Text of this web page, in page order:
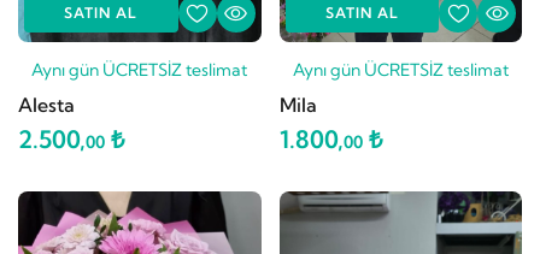
SATIN AL
Aynı gün ÜCRETSİZ teslimat
Alesta
2.500,00 ₺
SATIN AL
Aynı gün ÜCRETSİZ teslimat
Mila
1.800,00₺